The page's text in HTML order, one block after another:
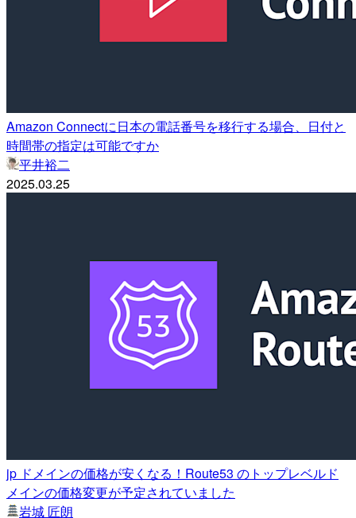
Amazon Connectに日本の電話番号を移行する場合、日付と
時間帯の指定は可能ですか
平井裕二
2025.03.25
jp ドメインの価格が安くなる！Route53 のトップレベルド
メインの価格変更が予定されていました
岩城 匠朗